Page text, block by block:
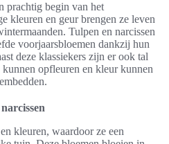
prachtig begin van het
kleuren en geur brengen ze leven
Tulpen en narcissen
voorjaarsbloemen dankzij hun
deze klassiekers zijn er ook tal
opfleuren en kleur kunnen
kleuren, waardoor ze een